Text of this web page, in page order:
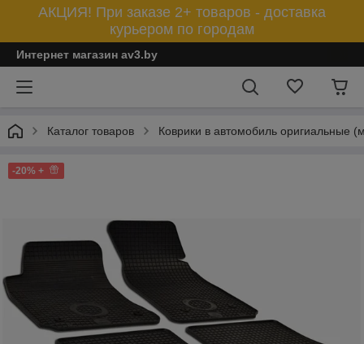
АКЦИЯ! При заказе 2+ товаров - доставка
курьером по городам
Интернет магазин av3.by
Каталог товаров Коврики в автомобиль оригиальные
-20% +